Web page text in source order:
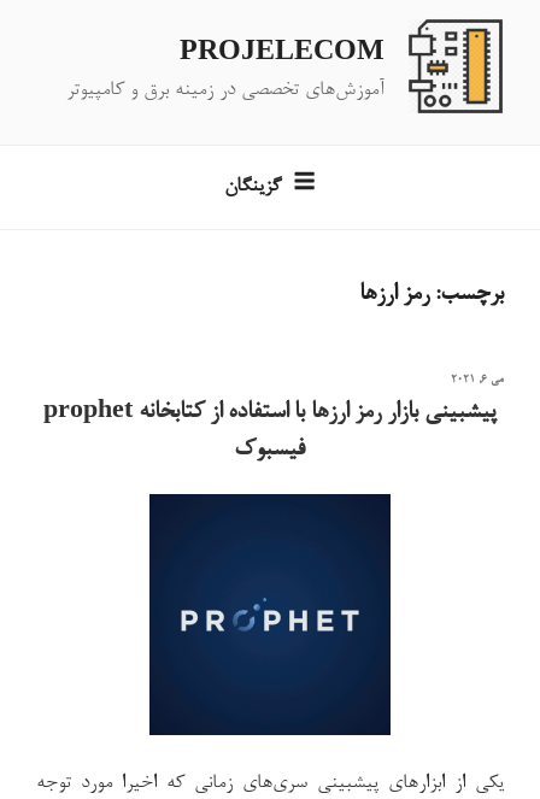
PROJELECOM
آموزش‌های تخصصی در زمینه برق و کامپیوتر
گزینگان
برچسب:رمز ارزها
نوشته‌شده
می 6, 2021
پیشبینی بازار رمز ارزها با استفاده از کتابخانه prophet
فیسبوک
یکی از ابزارهای پیشبینی سری‌های زمانی که اخیرا مورد توجه